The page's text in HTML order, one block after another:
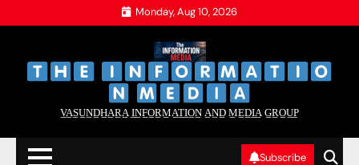
to
Monday, Aug 10, 2026
V̲A̲S̲U̲N̲D̲H̲A̲R̲A̲ I̲N̲F̲O̲R̲M̲A̲T̲I̲O̲N̲ A̲N̲D̲ M̲E̲D̲I̲A̲ G̲R̲O̲U̲P̲
Subscribe